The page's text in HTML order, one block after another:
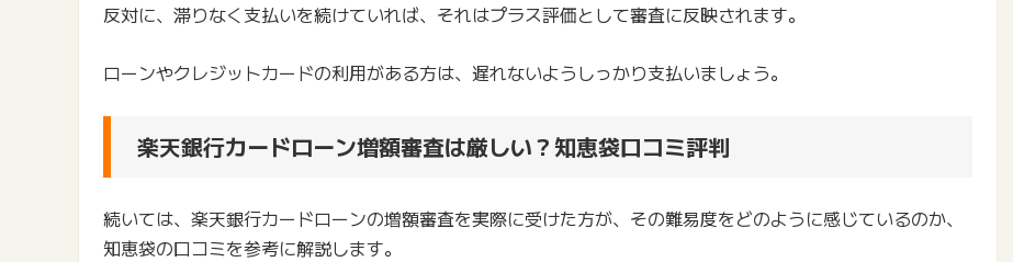
反対に、滞りなく支払いを続けていれば、それはプラス評価として審査に反映されます。
ローンやクレジットカードの利用がある方は、遅れないようしっかり支払いましょう。
楽天銀行カードローン増額審査は厳しい？知恵袋口コミ評判
続いては、楽天銀行カードローンの増額審査を実際に受けた方が、その難易度をどのように感じているのか、
知恵袋の口コミを参考に解説します。